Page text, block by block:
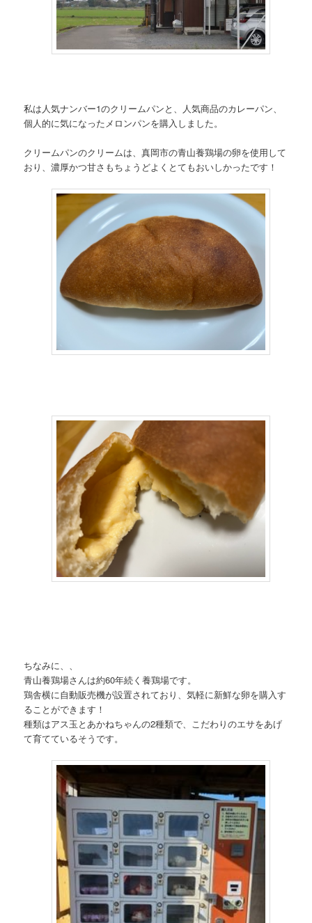
私は人気ナンバー1のクリームパンと、人気商品のカレーパン、
個人的に気になったメロンパンを購入しました。
クリームパンのクリームは、真岡市の青山養鶏場の卵を使用して
おり、濃厚かつ甘さもちょうどよくとてもおいしかったです！
ちなみに、、
青山養鶏場さんは約60年続く養鶏場です。
鶏舎横に自動販売機が設置されており、気軽に新鮮な卵を購入す
ることができます！
種類はアス玉とあかねちゃんの2種類で、こだわりのエサをあげ
て育てているそうです。